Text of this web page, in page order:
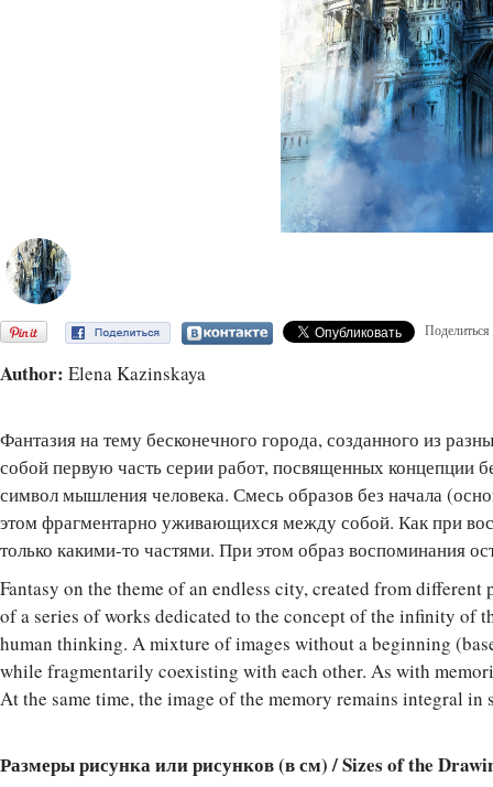
Поделиться
Author: Elena Kazinskaya
Фантазия на тему бесконечного города, созданного из
собой первую часть серии работ, посвященных концепции
символ мышления человека. Смесь образов без начала
этом фрагментарно уживающихся между собой. Как при
только какими-то частями. При этом образ воспоминания
Fantasy on the theme of an endless city, created from
of a series of works dedicated to the concept of the infinity of
human thinking. A mixture of images without a beginning
while fragmentarily coexisting with each other. As with
At the same time, the image of the memory remains integral in
Размеры рисунка или рисунков (в см) / Sizes of the